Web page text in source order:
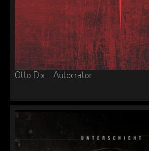
Otto Dix – Autocrator